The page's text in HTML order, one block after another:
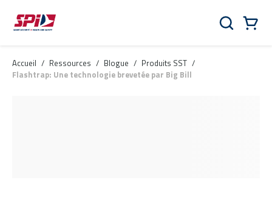
Aller au contenu principal
Skip to menu
Skip to footer
Rechercher
Accueil / Ressources / Blogue / Produits SST /
Flashtrap: Une technologie brevetée par Big Bill